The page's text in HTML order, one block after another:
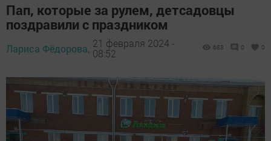
Пап, которые за рулем, детсадовцы
поздравили с праздником
Лариса Фёдорова, 21 февраля 2024 -
08:52
683 0 0